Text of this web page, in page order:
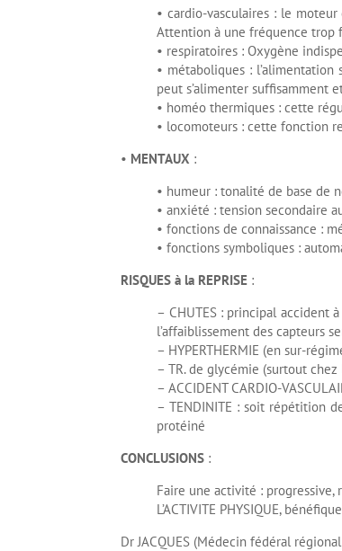
• cardio-vasculaires : le
Attention à une fréquence trop
• respiratoires : Oxygène
• métaboliques :
peut s’alimenter suffisamment
• homéo thermiques : cette
• locomoteurs : cette fonction
• MENTAUX :
• humeur : tonalité de base de
• anxiété : tension secondaire
• fonctions de connaissance :
• fonctions symboliques :
RISQUES à la REPRISE :
– CHUTES : principal accident
l’affaiblissement des capteurs
– HYPERTHERMIE (en sur-
– TR. de glycémie (surtout
– ACCIDENT CARDIO-
– TENDINITE : soit répétition
protéiné
CONCLUSIONS :
Faire une activité : progressive,
L’ACTIVITE PHYSIQUE,
Dr JACQUES (Médecin fédéral